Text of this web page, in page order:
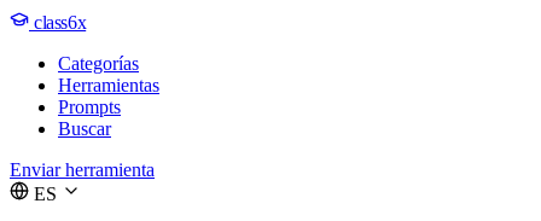
class6x
Categorías
Herramientas
Prompts
Buscar
Enviar herramienta
ES